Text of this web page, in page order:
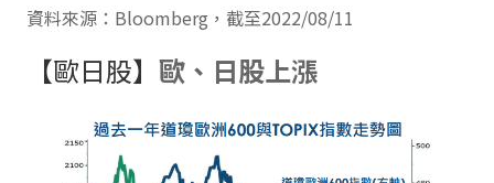
資料來源：Bloomberg，截至2022/08/11
【歐日股】 歐、日股上漲